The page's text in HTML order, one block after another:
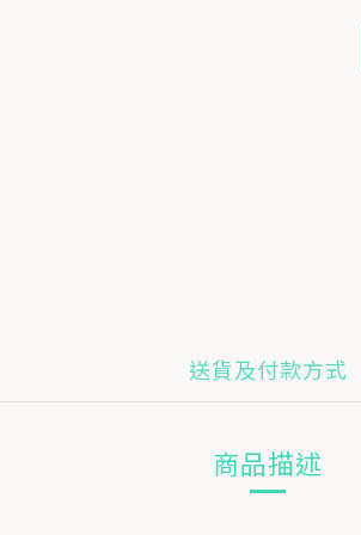
送貨及付款方式
商品描述